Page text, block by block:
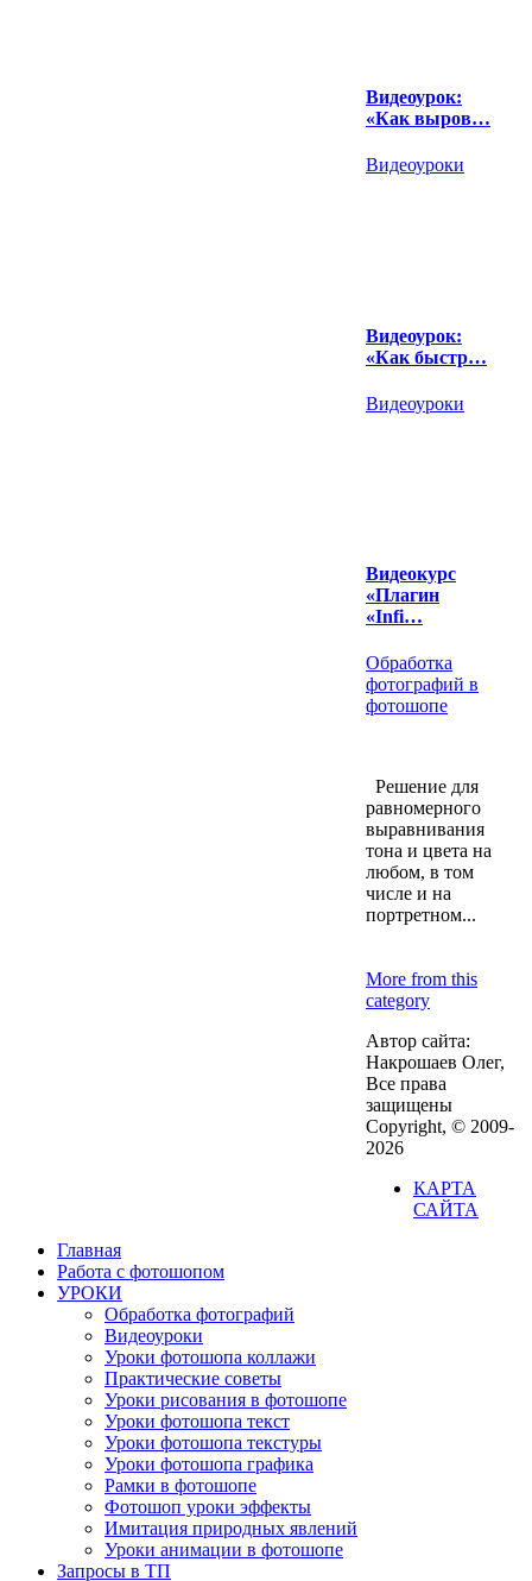
Видеоурок:
«Как выров…
Видеоуроки
Видеоурок:
«Как быстр…
Видеоуроки
Видеокурс
«Плагин
«Infi…
Обработка
фотографий в
фотошопе
Решение для
равномерного
выравнивания
тона и цвета на
любом, в том
числе и на
портретном...
More from this
category
Автор сайта:
Накрошаев Олег,
Все права
защищены
Copyright, © 2009-
2026
КАРТА
САЙТА
Главная
Работа с фотошопом
УРОКИ
Обработка фотографий
Видеоуроки
Уроки фотошопа коллажи
Практические советы
Уроки рисования в фотошопе
Уроки фотошопа текст
Уроки фотошопа текстуры
Уроки фотошопа графика
Рамки в фотошопе
Фотошоп уроки эффекты
Имитация природных явлений
Уроки анимации в фотошопе
Запросы в ТП